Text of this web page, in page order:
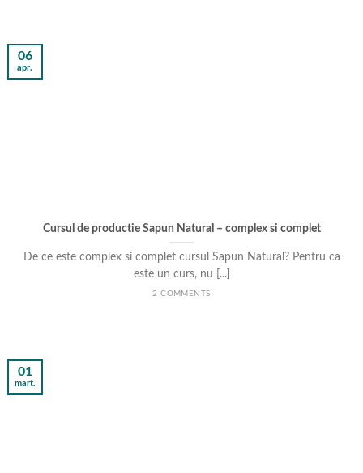
Cursul de productie Sapun Natural – complex si complet
De ce este complex si complet cursul Sapun Natural? Pentru ca
este un curs, nu [...]
2 COMMENTS
06
apr.
01
mart.